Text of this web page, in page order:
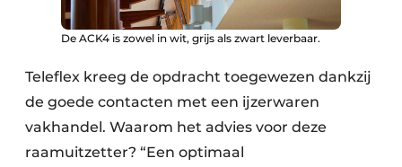
De ACK4 is zowel in wit, grijs als zwart leverbaar.
Teleflex kreeg de opdracht toegewezen dankzij
de goede contacten met een ijzerwaren
vakhandel. Waarom het advies voor deze
raamuitzetter? “Een optimaal